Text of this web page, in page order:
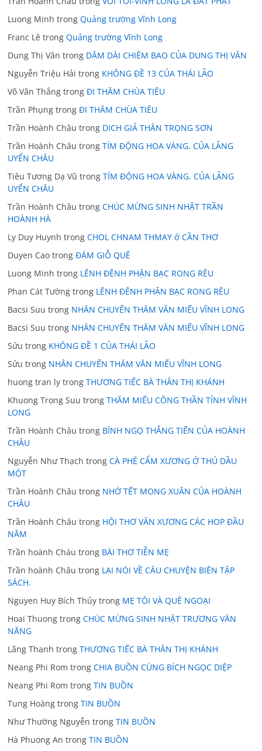
Luong Minh trongQuảng trường Vĩnh Long
Franc Lê trongQuảng trường Vĩnh Long
Dung Thị Vân trong DẶM DÀI CHIÊM BAO CỦA DUNG THỊ VÂN
Nguyễn Triệu Hải trong KHÔNG ĐỀ 13 CỦA THÁI LÃO
Võ Văn Thắng trongĐI THĂM CHÙA TIÊU
Trần Phụng trongĐI THĂM CHÙA TIÊU
Trần Hoành Châu trong DICH GIẢ THÂN TRỌNG SƠN
Trần Hoành Châu trongTÍM ĐỘNG HOA VÀNG. CỦA LÃNG
UYỂN CHÂU
Tiêu Tương Dạ Vũ trongTÍM ĐỘNG HOA VÀNG. CỦA LÃNG
UYỂN CHÂU
Trần Hoành Châu trongCHÚC MỪNG SINH NHẬT TRẦN
HOÀNH HÀ
Ly Duy Huynh trongCHOL CHNAM THMAY ở CẦN THƠ
Duyen Cao trongĐÁM GIỖ QUÊ
Luong Minh trong LÊNH ĐÊNH PHẬN BẠC RONG RÊU
Phan Cát Tường trong LÊNH ĐÊNH PHẬN BẠC RONG RÊU
Bacsi Suu trong NHÂN CHUYẾN THĂM VĂN MIẾU VĨNH LONG
Bacsi Suu trong NHÂN CHUYẾN THĂM VĂN MIẾU VĨNH LONG
Sửu trong KHÔNG ĐỀ 1 CỦA THÁI LÃO
Sửu trong NHÂN CHUYẾN THĂM VĂN MIẾU VĨNH LONG
huong tran ly trongTHƯƠNG TIẾC BÀ THÂN THỊ KHÁNH
Khuong Trong Suu trongTHĂM MIẾU CÔNG THẦN TỈNH VĨNH
LONG
Trần Hoành Châu trong BÍNH NGỌ THẲNG TIẾN CỦA HOÀNH
CHÂU
Nguyễn Như Thạch trongCÀ PHÊ CẨM XƯƠNG Ở THỦ DẦU
MỘT
Trần Hoành Châu trong NHỚ TẾT MONG XUÂN CỦA HOÀNH
CHÂU
Trần Hoành Châu trong HỘI THƠ VĂN XƯƠNG CÁC HOP ĐẦU
NĂM
Trần hoành Cháu trong BÀI THƠ TIỄN MẸ
Trần hoành Châu trong LẠI NÓI VỀ CÂU CHUYỆN BIÊN TẬP
SÁCH.
Nguyen Huy Bích Thủy trong MẸ TÔI VÀ QUÊ NGOẠI
Hoai Thuong trongCHÚC MỪNG SINH NHẬT TRƯƠNG VĂN
NĂNG
Lãng Thanh trongTHƯƠNG TIẾC BÀ THÂN THỊ KHÁNH
Neang Phi Rom trongCHIA BUỒN CÙNG BÍCH NGỌC DIỆP
Neang Phi Rom trongTIN BUỒN
Tung Hoàng trongTIN BUỒN
Như Thường Nguyễn trongTIN BUỒN
Hà Phuong An trongTIN BUỒN